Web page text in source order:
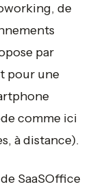
de
par
pour une
comme ici
à distance).
SaaSOffice